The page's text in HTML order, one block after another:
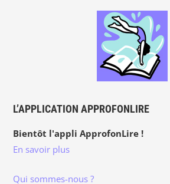
L’APPLICATION APPROFONLIRE
Bientôt l'appli ApprofonLire !
En savoir plus
Qui sommes-nous ?